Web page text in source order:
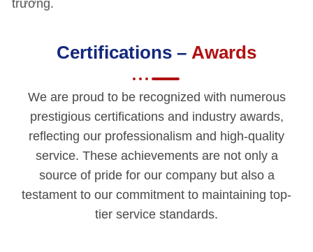
trường.
Certifications – Awards
We are proud to be recognized with numerous
prestigious certifications and industry awards,
reflecting our professionalism and high-quality
service. These achievements are not only a
source of pride for our company but also a
testament to our commitment to maintaining top-
tier service standards.